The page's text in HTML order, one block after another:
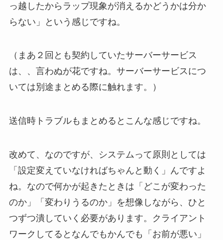
っ越したからラップ現象が消えるかどうかは分か
らない」という感じですね。
（まあ２回とも契約していたサーバーサービス
は、、言わぬが花ですね。サーバーサービスにつ
いては別途まとめる際に触れます。）
送信時トラブルもまとめるとこんな感じですね。
改めて、なのですが、システムって原則としては
「設定変えていなければちゃんと動く」んですよ
ね。なので何かが起きたときは「どこが変わった
のか」「変わりうるのか」を想像しながら、ひと
つずつ潰していく必要があります。クライアント
ワークしてるとなんでもかんでも「お前が悪い」